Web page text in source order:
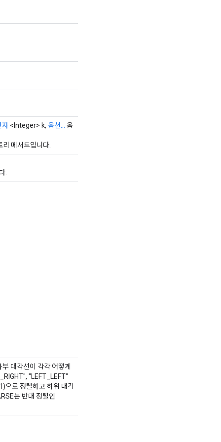
자 <Integer> k, 옵션...
옵
메서드입니다.
.
대각선이 각각 어떻게
"LEFT_LEFT"
)으로 정렬하고 하위 대각
는 반대 정렬인